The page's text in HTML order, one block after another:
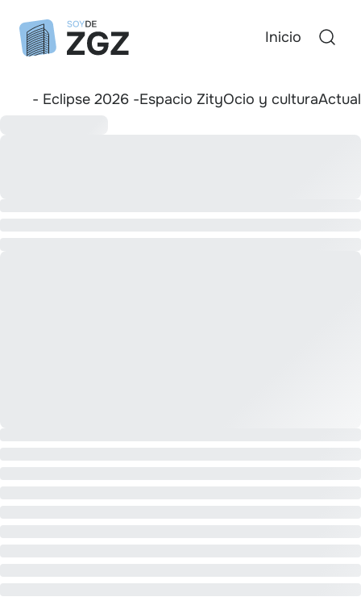
Inicio
- Eclipse 2026 -Espacio ZityOcio y cultura